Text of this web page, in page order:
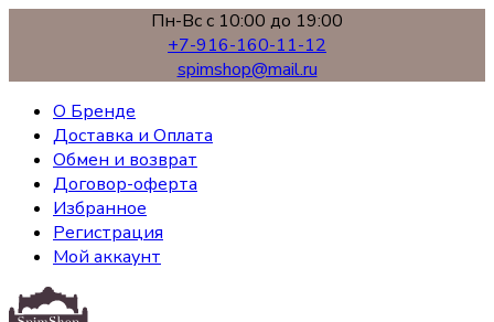
Пн-Вс с 10:00 до 19:00
+7-916-160-11-12
spimshop@mail.ru
О Бренде
Доставка и Оплата
Обмен и возврат
Договор-оферта
Избранное
Регистрация
Мой аккаунт